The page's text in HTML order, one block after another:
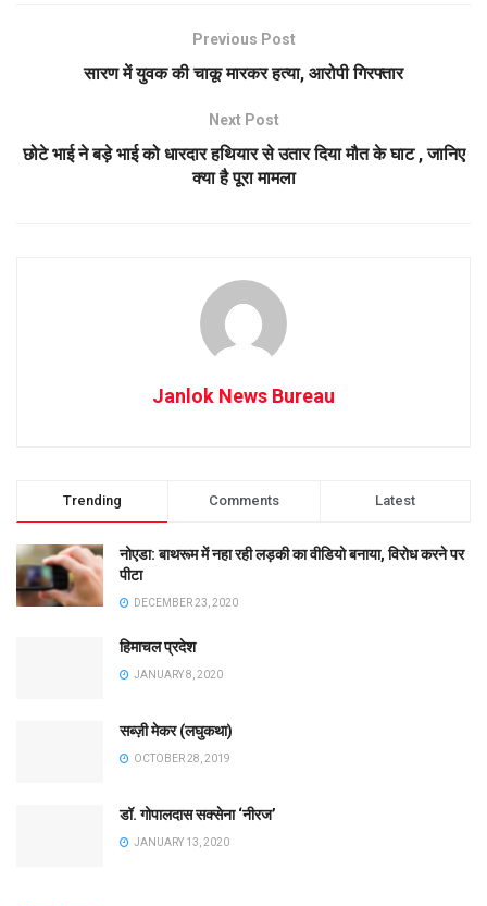
Previous Post
सारण में युवक की चाकू मारकर हत्या, आरोपी गिरफ्तार
Next Post
छोटे भाई ने बड़े भाई को धारदार हथियार से उतार दिया मौत के घाट , जानिए
क्या है पूरा मामला
Janlok News Bureau
Trending Comments Latest
नोएडा: बाथरूम में नहा रही लड़की का वीडियो बनाया, विरोध करने पर
पीटा
DECEMBER 23, 2020
हिमाचल प्रदेश
JANUARY 8, 2020
सब्ज़ी मेकर (लघुकथा)
OCTOBER 28, 2019
डॉ. गोपालदास सक्सेना ‘नीरज’
JANUARY 13, 2020